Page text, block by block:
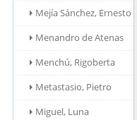
Mejía Sánchez, Ernesto
Menandro de Atenas
Menchú, Rigoberta
Metastasio, Pietro
Miguel, Luna